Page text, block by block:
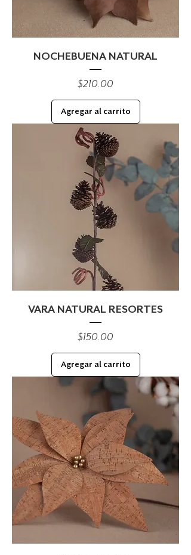
NOCHEBUENA NATURAL
Precio
$210.00
Agregar al carrito
VARA NATURAL RESORTES
Precio
$150.00
Agregar al carrito